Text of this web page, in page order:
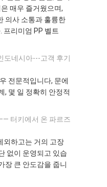
매우 즐거웠으며,
의사 소통과 훌륭한
프리미엄 PP 벨트
도네시아---고객 후기
전문적입니다, 문에
, 몇 일 정확히 안정적
터키에서 온 파르즈
외하고는 거의 고장
없이 운영되고 있습
장 큰 안도감을 줍니